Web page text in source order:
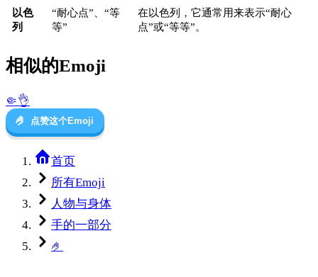
以色
列
“耐心点”、“等
等”
在以色列，它通常用来表示“耐心
点”或“等等”。
相似的Emoji
🤏👌
🤌 点赞这个Emoji
首页
所有Emoji
人物与身体
手的一部分
🤌